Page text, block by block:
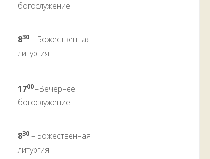
богослужение
830 – Божественная
литургия.
1700–Вечернее
богослужение
830 – Божественная
литургия.